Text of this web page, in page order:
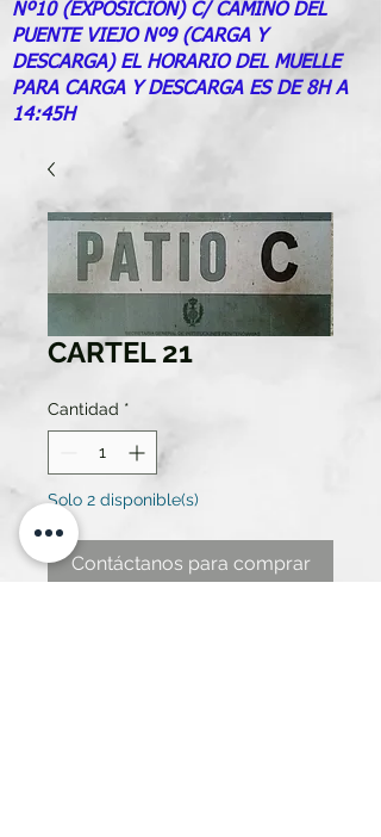
Nº10 (EXPOSICION) C/ CAMINO DEL
PUENTE VIEJO Nº9 (CARGA Y
DESCARGA) EL HORARIO DEL MUELLE
PARA CARGA Y DESCARGA ES DE 8H A
14:45H
CARTEL 21
Cantidad *
Solo 2 disponible(s)
Contáctanos para comprar